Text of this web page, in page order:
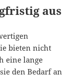
aus
bieten nicht
eine lange
den Bedarf an